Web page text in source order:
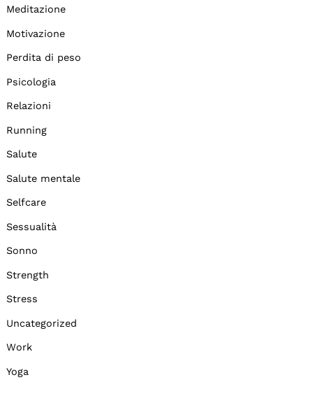
Meditazione
Motivazione
Perdita di peso
Psicologia
Relazioni
Running
Salute
Salute mentale
Selfcare
Sessualità
Sonno
Strength
Stress
Uncategorized
Work
Yoga